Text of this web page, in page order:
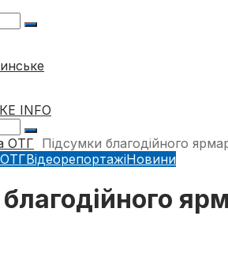
ОТГ Підсумки благодійного
ВідеорепортажіНовини